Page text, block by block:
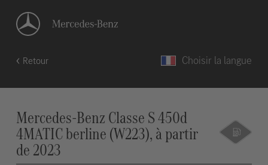
Retour Choisir la langue
Mercedes-Benz Classe S 450d
4MATIC berline (W223), à partir
de 2023